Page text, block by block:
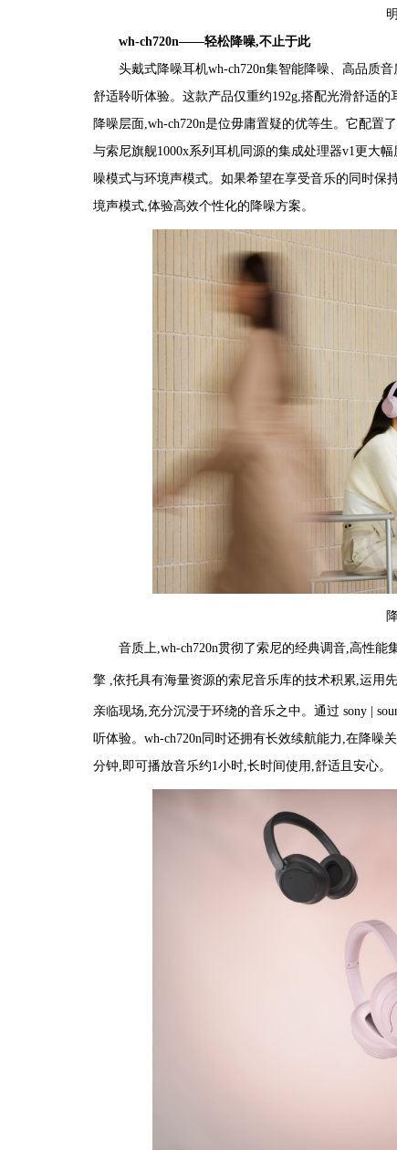
wh-ch720n——轻松降噪,不止于此
头戴式降噪耳机wh-ch720n集智能降噪、高品质
舒适聆听体验。这款产品仅重约192g,搭配光滑舒适
降噪层面,wh-ch720n是位毋庸置疑的优等生。它配置
与索尼旗舰1000x系列耳机同源的集成处理器v1更大幅
噪模式与环境声模式。如果希望在享受音乐的同时保
境声模式,体验高效个性化的降噪方案。
音质上,wh-ch720n贯彻了索尼的经典调音,高性能
擎 ,依托具有海量资源的索尼音乐库的技术积累,运用
亲临现场,充分沉浸于环绕的音乐之中。通过 sony |
听体验。wh-ch720n同时还拥有长效续航能力,在降噪
分钟,即可播放音乐约1小时,长时间使用,舒适且安心。